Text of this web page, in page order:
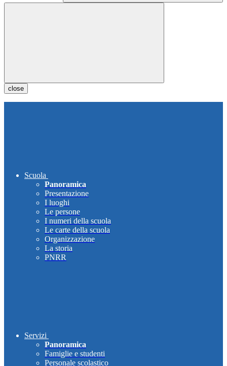
close
Scuola
Panoramica
Presentazione
I luoghi
Le persone
I numeri della scuola
Le carte della scuola
Organizzazione
La storia
PNRR
Servizi
Panoramica
Famiglie e studenti
Personale scolastico